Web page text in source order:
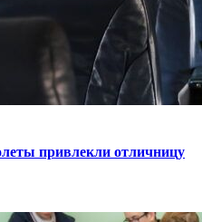
привлекли отличницу